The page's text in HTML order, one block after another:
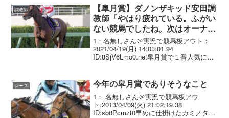
い。手綱を引っ張り切りで...
調教師
【皐月賞】ダノンザキッド安田調
教師「やはり疲れている。ふがい
ない競馬でしたね。次はオーナー
と相談」
1：名無しさん＠実況で競馬板アウト：
2021/04/19(月) 14:03:01.94
ID:8SjV6Lmo0.net皐月賞で１番人気に支
３）が一夜明けた１９日、自厩...
レース 今年の皐月賞でありそうなこと
1： 名無しさん＠実況で競馬板アウ
ト:2013/04/09(火) 21:02:19.38
ID:sb8Pcmzt0早めに仕掛けたカミノタサ